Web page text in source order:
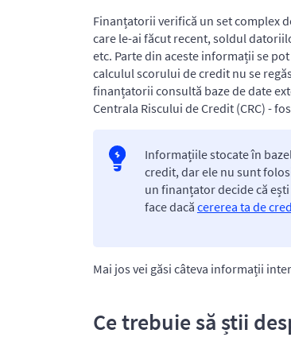
Finanțatorii verifică un set complex
care le-ai făcut recent, soldul
etc. Parte din aceste informații se
calculul scorului de credit nu se
finanțatorii consultă baze de date
Centrala Riscului de Credit (CRC) -
Informațiile stocate în
credit, dar ele nu sunt
un finanțator decide că
face dacă cererea ta de
Mai jos vei găsi câteva informații
Ce trebuie să știi